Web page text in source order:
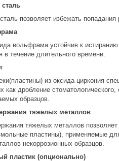
позволяет избежать
вольфрама устойчив к
в течение длительного времени.
из оксида циркония
как дробление
образцов.
тяжелых металлов
тяжелых металлов
пластины), применяемые
некоррозионных образцов.
пластик (опционально)